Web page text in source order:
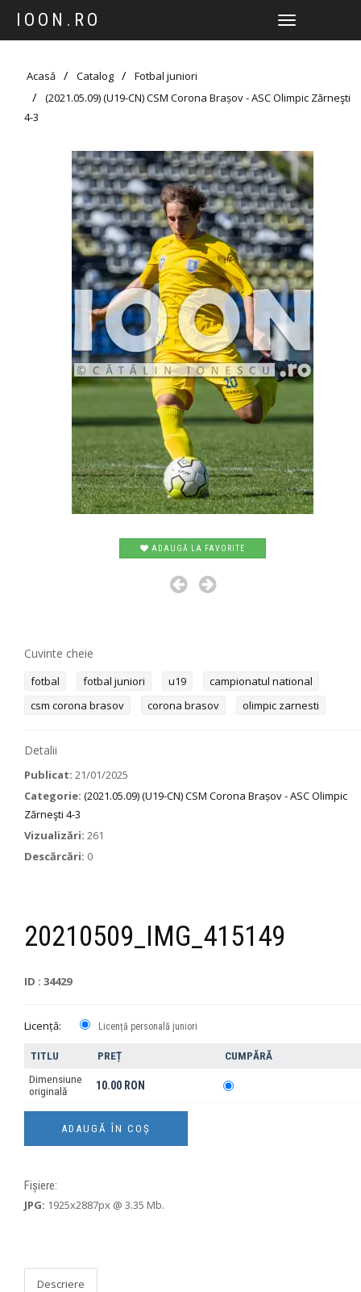
IOON.RO
TOGGLE
Acasă Catalog
Fotbal juniori
(2021.05.09) (U19-CN) CSM Corona Brașov - ASC Olimpic Zărneşti
4-3
ADAUGĂ LA FAVORITE
Cuvinte cheie
fotbal fotbal juniori u19
campionatul national
csm corona brasov
corona brasov olimpic zarnesti
Detalii
Publicat: 21/01/2025
Categorie: (2021.05.09) (U19-CN) CSM Corona Brașov - ASC Olimpic
Zărneşti 4-3
Vizualizări: 261
Descărcări: 0
20210509_IMG_415149
ID : 34429
Licență: Licență personală juniori
TITLU PREȚ
CUMPĂRĂ
Dimensiune
originală
10.00 RON
Fișiere:
JPG: 1925x2887px @ 3.35 Mb.
Descriere